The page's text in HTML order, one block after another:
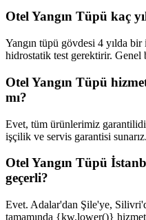
Otel Yangın Tüpü kaç
Yangın tüpü gövdesi 4 yılda
hidrostatik test gerektirir. Genel
Otel Yangın Tüpü
mı?
Evet, tüm ürünlerimiz
işçilik ve servis garantisi sunarız.
Otel Yangın Tüpü
geçerli?
Evet. Adalar'dan Şile'ye,
tamamında {kw.lower()}